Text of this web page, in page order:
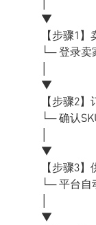
▼
【步骤1
└─ 登录卖
▼
【步骤2
└─ 确认
▼
【步骤3
└─ 平台自
▼